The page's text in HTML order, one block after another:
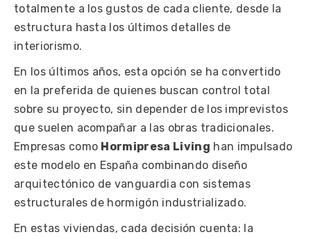
totalmente a los gustos de cada cliente, desde la
estructura hasta los últimos detalles de
interiorismo.
En los últimos años, esta opción se ha convertido
en la preferida de quienes buscan control total
sobre su proyecto, sin depender de los imprevistos
que suelen acompañar a las obras tradicionales.
Empresas como Hormipresa Living han impulsado
este modelo en España combinando diseño
arquitectónico de vanguardia con sistemas
estructurales de hormigón industrializado.
En estas viviendas, cada decisión cuenta: la